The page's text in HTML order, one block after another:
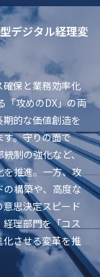
デジタル経理変
保と業務効率化
「攻めのDX」の両
的な価値創造を
。守りの面で
制の強化など、
を推進。一方、攻
の構築や、高度な
思決定スピード
理部門を「コス
させる変革を推